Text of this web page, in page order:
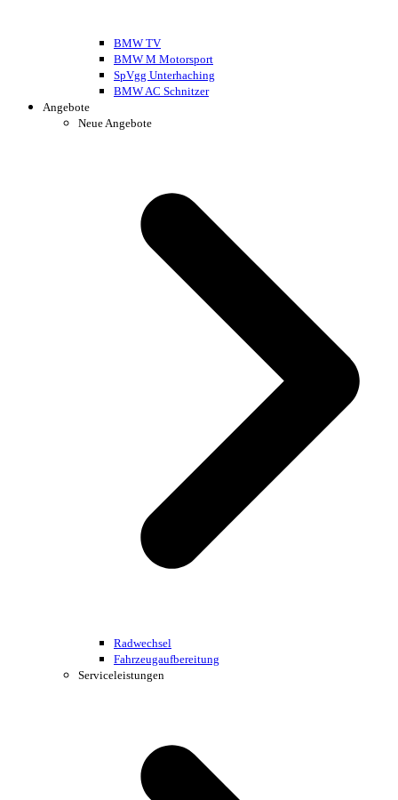
BMW TV
BMW M Motorsport
SpVgg Unterhaching
BMW AC Schnitzer
Angebote
Neue Angebote
Radwechsel
Fahrzeugaufbereitung
Serviceleistungen